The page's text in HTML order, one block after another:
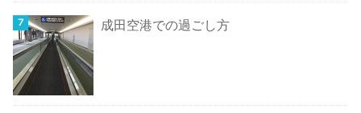
成田空港での過ごし方